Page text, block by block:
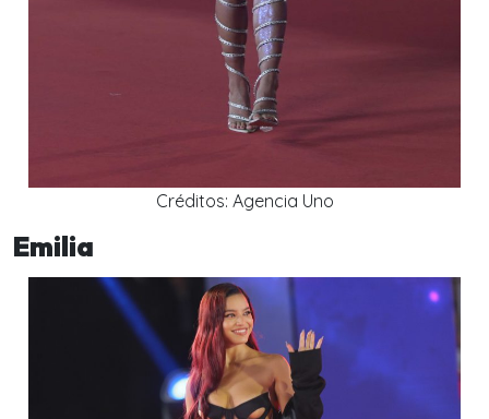
Créditos: Agencia Uno
Emilia